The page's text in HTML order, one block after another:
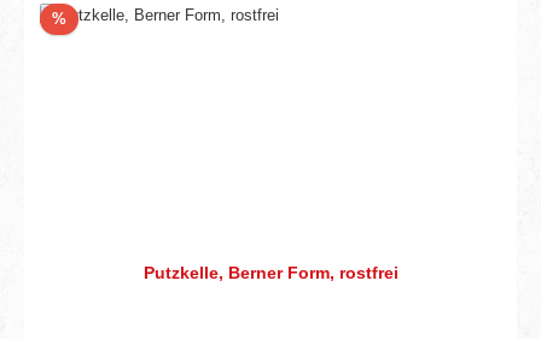
%Rabatt
Putzkelle, Berner Form, rostfrei